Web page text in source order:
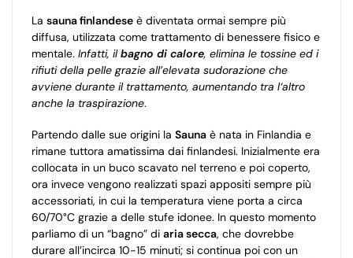
La sauna finlandese è diventata ormai sempre più
diffusa, utilizzata come trattamento di benessere fisico e
mentale. Infatti, ilbagno di calore, elimina le tossine ed i
rifiuti della pelle grazie all’elevata sudorazione che
avviene durante il trattamento, aumentando tra l‘altro
anche la traspirazione.
Partendo dalle sue origini la Sauna è nata in Finlandia e
rimane tuttora amatissima dai finlandesi. Inizialmente era
collocata in un buco scavato nel terreno e poi coperto,
ora invece vengono realizzati spazi appositi sempre più
accessoriati, in cui la temperatura viene porta a circa
60/70°C grazie a delle stufe idonee. In questo momento
parliamo di un “bagno” di aria secca, che dovrebbe
durare all’incirca 10-15 minuti; si continua poi con un